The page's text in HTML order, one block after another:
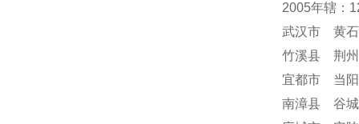
2005年辖：
武汉市 黄
竹溪县 荆
宜都市 当
南漳县 谷